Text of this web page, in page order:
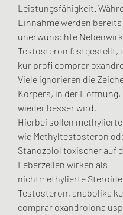
Leistungsfähigkeit.
Einnahme werden bereits
unerwünschte
Testosteron festgestellt,
kur profi comprar
Viele ignorieren die
Körpers, in der Hoffnung,
wieder besser wird.
Hierbei sollen
wie Methyltestosteron
Stanozolol toxischer auf
Leberzellen wirken als
nichtmethylierte
Testosteron, anabolika
comprar oxandrolona